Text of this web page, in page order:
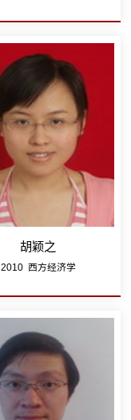
胡颖之
2010 西方经济学